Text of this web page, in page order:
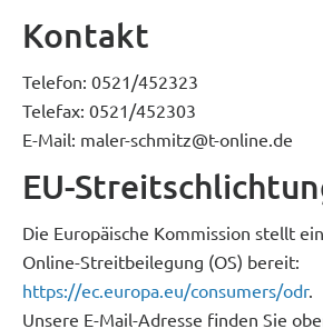
Kontakt
Telefon: 0521/452323
Telefax: 0521/452303
E-Mail: maler-schmitz@t-online.de
EU-
Die Europäische Kommission stellt
Online-Streitbeilegung (OS) bereit:
https://ec.europa.eu/consumers/odr.
Unsere E-Mail-Adresse finden Sie